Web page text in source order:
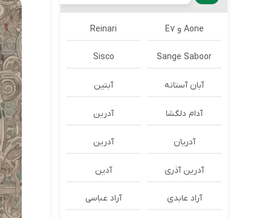
Aone و E7 Reinari
Sange Saboor
Sisco
آبان آستانه آبتین
آدام دلگشا آدرين
آدریان آدرین
آدرین آذری آدین
آراد عابدی آراد عباسی